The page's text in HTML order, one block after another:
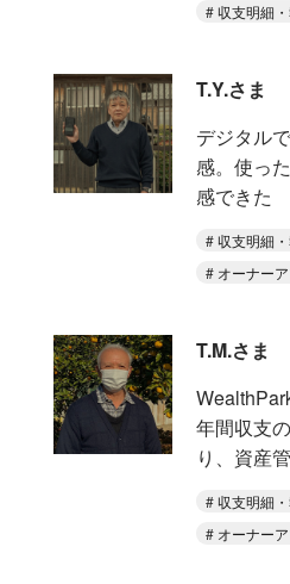
収支明細
T.Y.さま
デジタル
感。使っ
感できた
収支明細
オーナー
T.M.さま
年間収支
り、資産
収支明細
オーナー